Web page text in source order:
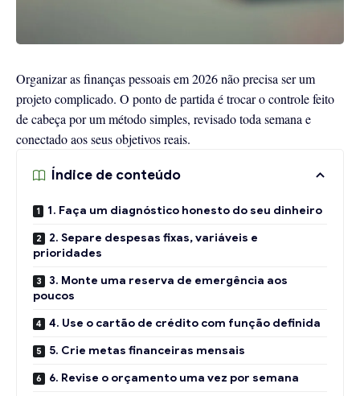
Organizar as finanças pessoais em 2026 não precisa ser um
projeto complicado. O ponto de partida é trocar o controle feito
de cabeça por um método simples, revisado toda semana e
conectado aos seus objetivos reais.
Índice de conteúdo
1. Faça um diagnóstico honesto do seu dinheiro
2. Separe despesas fixas, variáveis e
prioridades
3. Monte uma reserva de emergência aos
poucos
4. Use o cartão de crédito com função definida
5. Crie metas financeiras mensais
6. Revise o orçamento uma vez por semana